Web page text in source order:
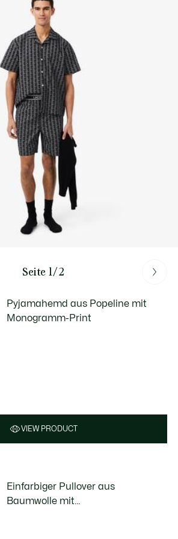
Gründen können Unterwäsche und
werden, wenn die
Etiketten und der Kunststoffschutz
sind
Seite 1/2
Pyjamahemd aus Popeline mit
Monogramm-Print
VIEW PRODUCT
Einfarbiger Pullover aus
Baumwolle mit